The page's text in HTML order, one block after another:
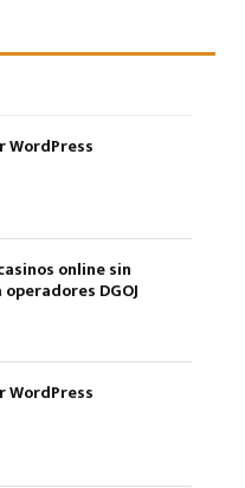
WordPress
online sin
DGOJ
WordPress